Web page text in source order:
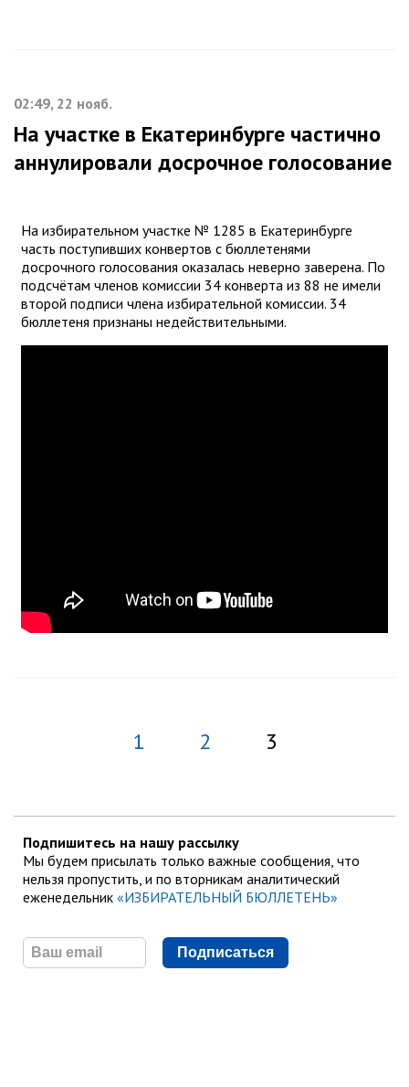
02:49, 22 нояб.
На участке в Екатеринбурге частично
аннулировали досрочное голосование
На избирательном участке № 1285 в Екатеринбурге
часть поступивших конвертов с бюллетенями
досрочного голосования оказалась неверно заверена. По
подсчётам членов комиссии 34 конверта из 88 не имели
второй подписи члена избирательной комиссии. 34
бюллетеня признаны недействительными.
1 2 3
Подпишитесь на нашу рассылку
Мы будем присылать только важные сообщения, что
нельзя пропустить, и по вторникам аналитический
еженедельник «ИЗБИРАТЕЛЬНЫЙ БЮЛЛЕТЕНЬ»
Подписаться